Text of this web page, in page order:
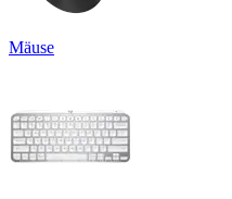
Mäuse